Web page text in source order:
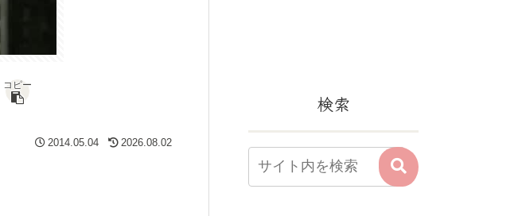
コピー
2014.05.04 2026.08.02
検索